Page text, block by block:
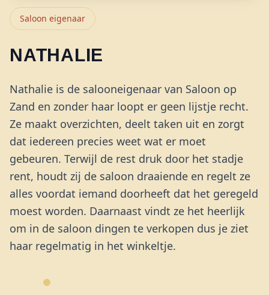
Saloon eigenaar
NATHALIE
Nathalie is de salooneigenaar van Saloon op
Zand en zonder haar loopt er geen lijstje recht.
Ze maakt overzichten, deelt taken uit en zorgt
dat iedereen precies weet wat er moet
gebeuren. Terwijl de rest druk door het stadje
rent, houdt zij de saloon draaiende en regelt ze
alles voordat iemand doorheeft dat het geregeld
moest worden. Daarnaast vindt ze het heerlijk
om in de saloon dingen te verkopen dus je ziet
haar regelmatig in het winkeltje.